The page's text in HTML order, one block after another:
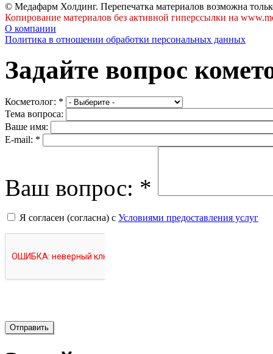
© Медафарм Холдинг. Перепечатка материалов возможна
Копирование материалов без активной гиперссылки на
О компании
Политика в отношении обработки персональных данных
Задайте вопрос
Косметолог: *
Тема вопроса:
Ваше имя:
E-mail: *
Ваш вопрос: *
Я согласен (согласна) с Условиями предоставления услуг